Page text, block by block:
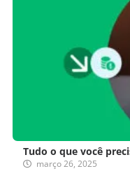
Tudo o que você
março 26, 2025